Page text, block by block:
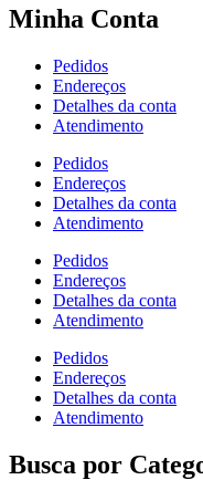
Minha Conta
Pedidos
Endereços
Detalhes da conta
Atendimento
Pedidos
Endereços
Detalhes da conta
Atendimento
Pedidos
Endereços
Detalhes da conta
Atendimento
Pedidos
Endereços
Detalhes da conta
Atendimento
Busca por